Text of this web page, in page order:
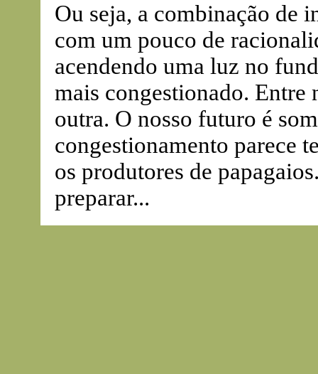
Ou seja, a combinação de
com um pouco de
acendendo uma luz no
mais congestionado. Entre
outra. O nosso futuro é
congestionamento parece
os produtores de
preparar...